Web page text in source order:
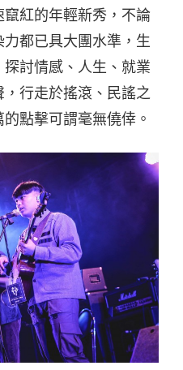
紅的年輕新秀，不論
都已具大團水準，生
討情感、人生、就業
行走於搖滾、民謠之
點擊可謂毫無僥倖。